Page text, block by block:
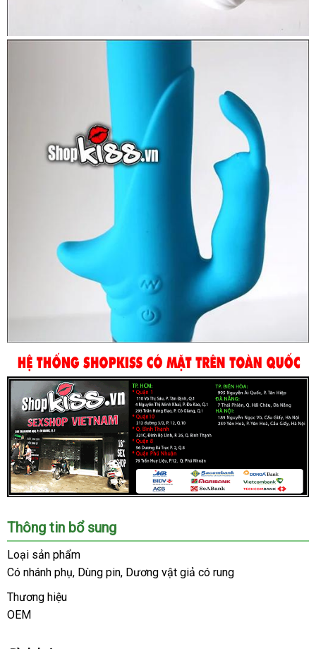
Chúng
tôi
là
hệ
thống
Shop
lớn
Thông tin bổ sung
Loại sản phẩm
Có nhánh phụphân
, Dùng pinhướng
, Dương vật giả có rung
Thương hiệu
OEM